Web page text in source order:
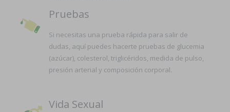
Pruebas
Si necesitas una prueba rápida para salir de
dudas, aquí puedes hacerte pruebas de glucemia
(azúcar), colesterol, triglicéridos, medida de pulso,
presión arterial y composición corporal.
Vida Sexual